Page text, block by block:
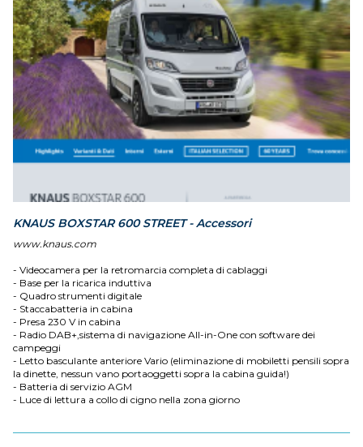
KNAUS BOXSTAR 600 STREET - Accessori
www.knaus.com
- Videocamera per la retromarcia completa di cablaggi
- Base per la ricarica induttiva
- Quadro strumenti digitale
- Staccabatteria in cabina
- Presa 230 V in cabina
- Radio DAB+,sistema di navigazione All-in-One con software dei
campeggi
- Letto basculante anteriore Vario (eliminazione di mobiletti pensili sopra
la dinette, nessun vano portaoggetti sopra la cabina guida!)
- Batteria di servizio AGM
- Luce di lettura a collo di cigno nella zona giorno